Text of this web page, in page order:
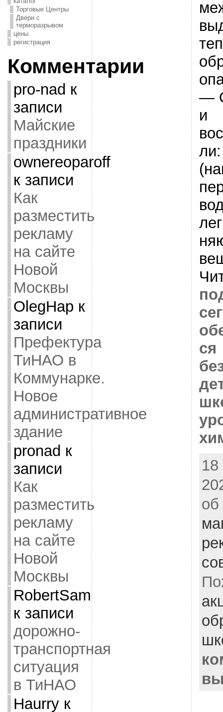
Торговые Центры
Двери с
терморазрывом
цены
регистрация
Комментарии
pro-nad к
записи
Майские
праздники
ownereoparoff
к записи
Как
разместить
рекламу
на сайте
Новой
Москвы
OlegHap к
записи
Префектура
ТиНАО в
Коммунарке.
Новое
административное
здание
pronad к
записи
Как
разместить
рекламу
на сайте
Новой
Москвы
RobertSam
к записи
дорожно-
транспортная
ситуация
в ТиНАО
Haurryк
—
и
ся
18